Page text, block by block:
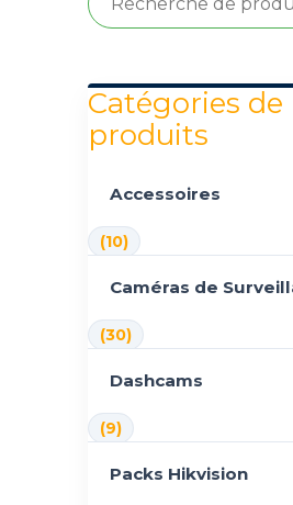
Catégories de
produits
Accessoires
(10)
Caméras de
(30)
Dashcams
(9)
Packs Hikvision